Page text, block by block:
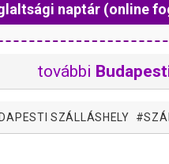
naptár (online
további
SZÁLLÁSHELY